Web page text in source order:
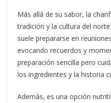
Más allá de su sabor, la
tradición y la cultura del
suele prepararse en
evocando recuerdos y
preparación sencilla pero
los ingredientes y la historia
Además, es una opción